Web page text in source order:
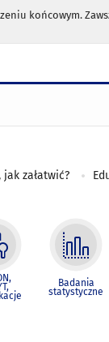
końcowym.
jak załatwić?
Badania
statystyczne